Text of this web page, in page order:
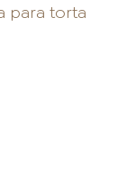
para torta